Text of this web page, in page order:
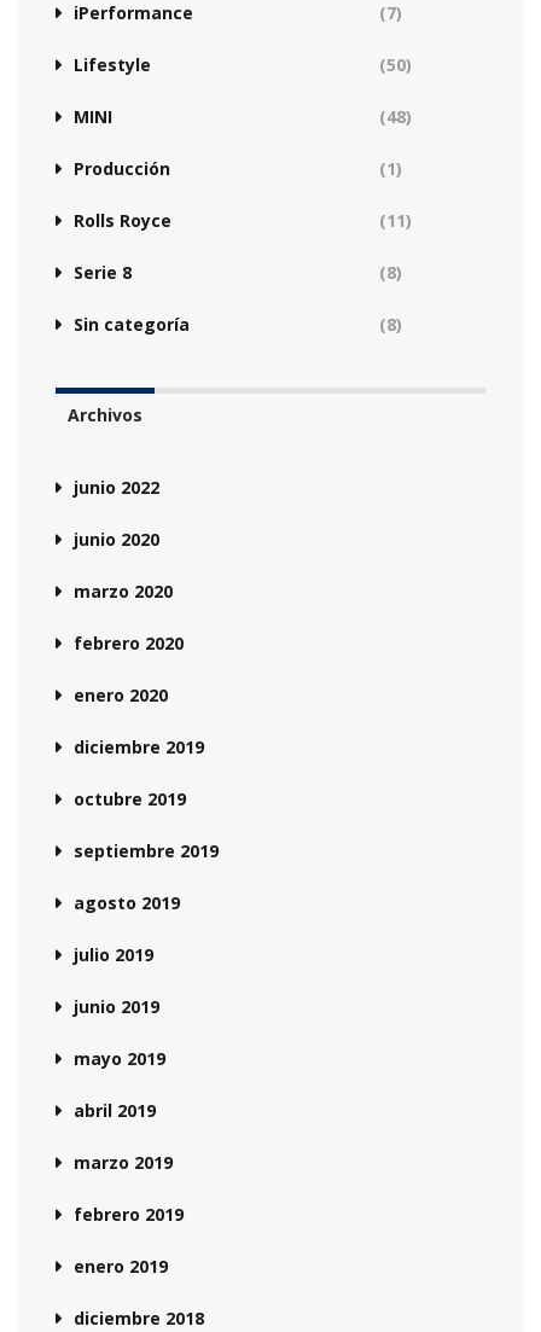
iPerformance (7)
Lifestyle (50)
MINI (48)
Producción (1)
Rolls Royce (11)
Serie 8 (8)
Sin categoría (8)
Archivos
junio 2022
junio 2020
marzo 2020
febrero 2020
enero 2020
diciembre 2019
octubre 2019
septiembre 2019
agosto 2019
julio 2019
junio 2019
mayo 2019
abril 2019
marzo 2019
febrero 2019
enero 2019
diciembre 2018